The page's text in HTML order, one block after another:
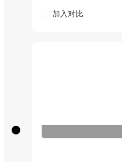
加入对比